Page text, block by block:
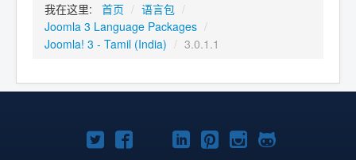
我在这里: 首页 / 语言包 /
Joomla 3 Language Packages /
Joomla! 3 - Tamil (India) / 3.0.1.1
TwitterFacebookYouTube
LinkedIn
Pinterest
Instagram
GitHub